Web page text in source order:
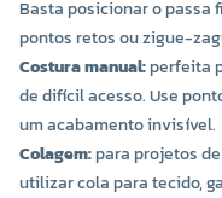
Basta posicionar o passa
pontos retos ou zigue-
Costura manual:perfeita
de difícil acesso. Use
um acabamento invisível.
Colagem:para projetos
utilizar cola para tecido,